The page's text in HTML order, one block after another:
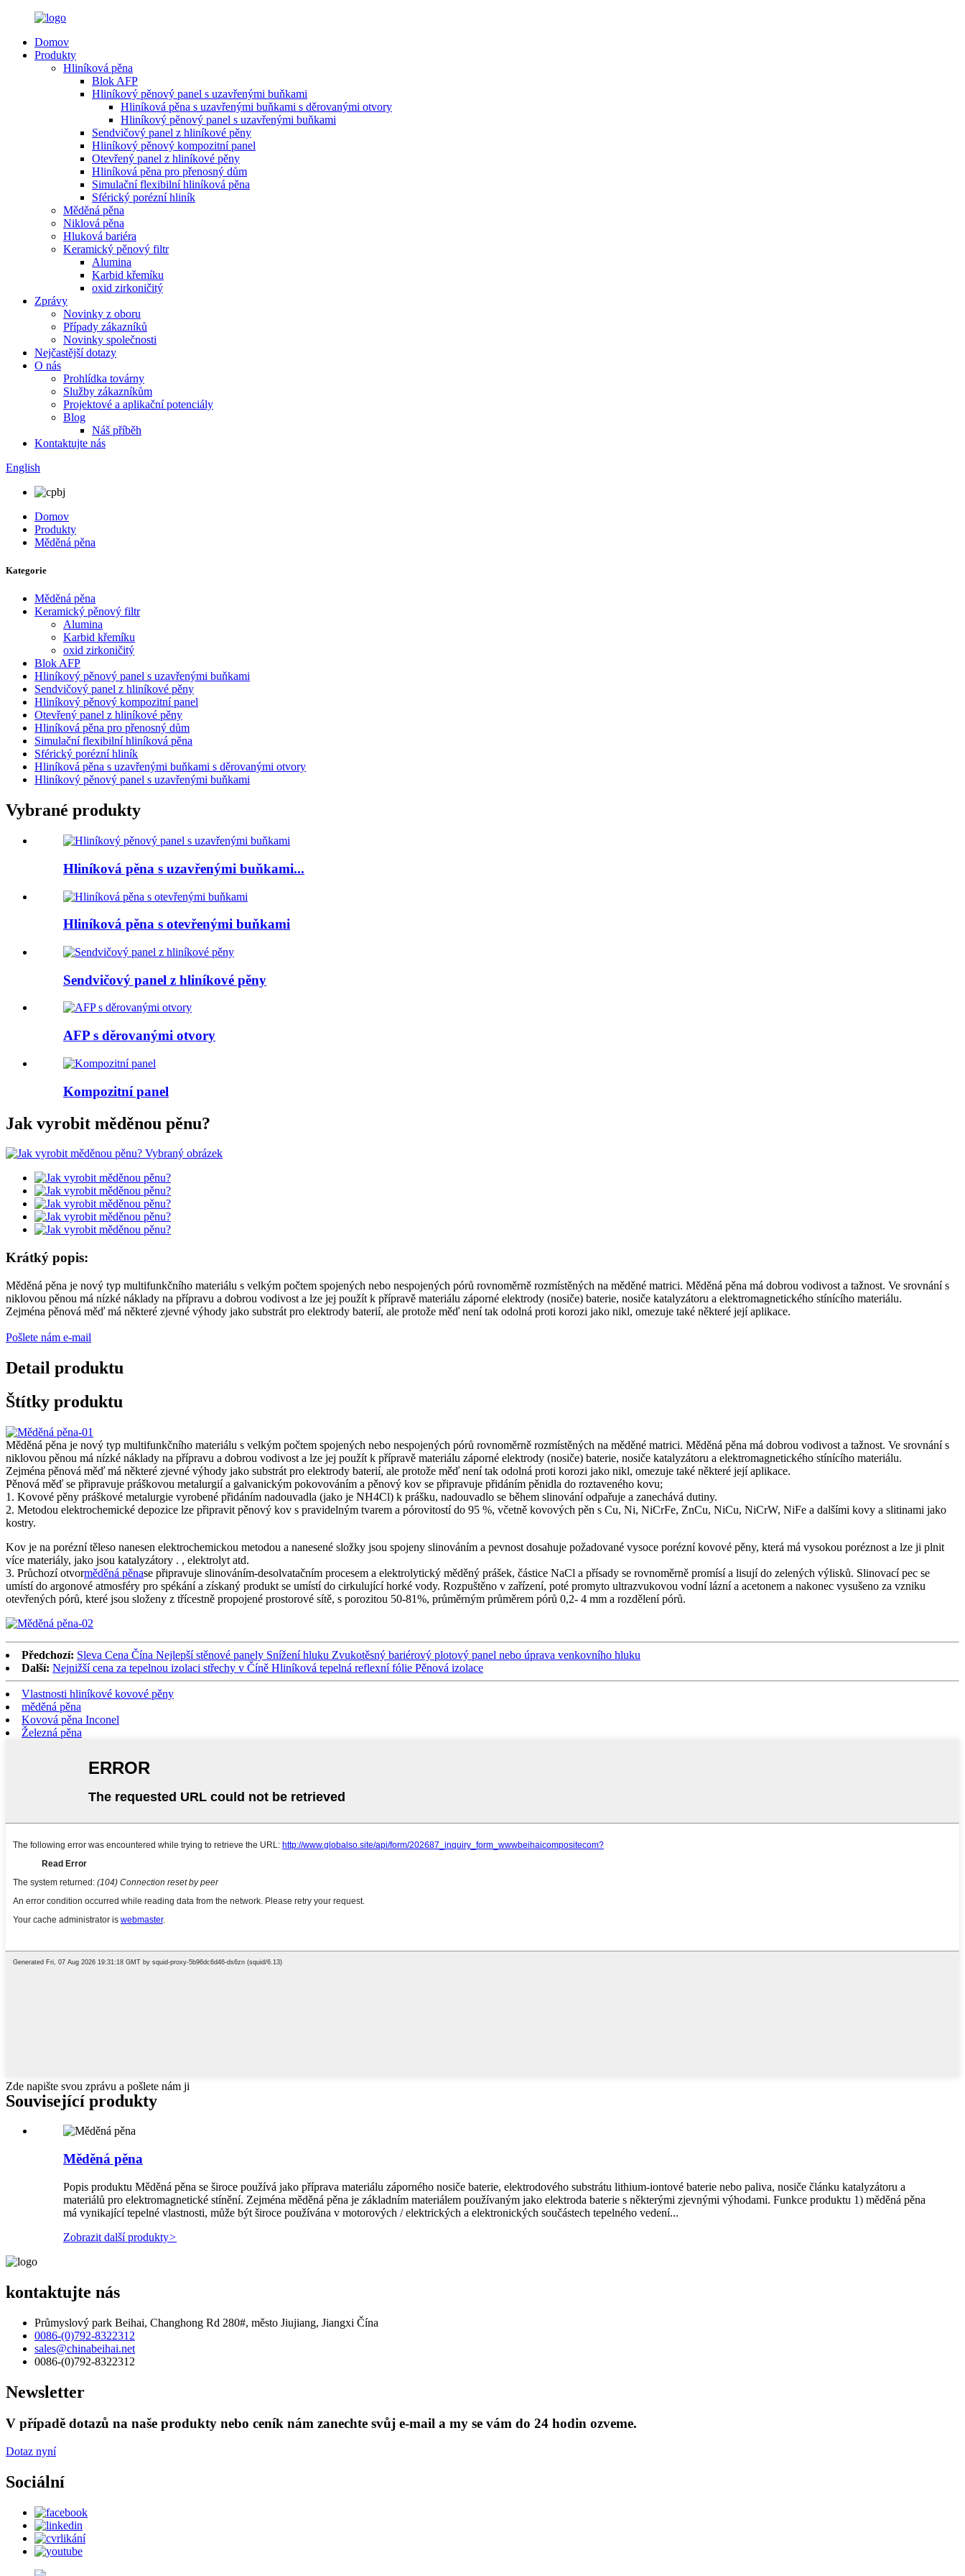
Domov
Produkty
Hliníková pěna
Blok AFP
Hliníkový pěnový panel s uzavřenými buňkami
Hliníková pěna s uzavřenými buňkami s děrovanými otvory
Hliníkový pěnový panel s uzavřenými buňkami
Sendvičový panel z hliníkové pěny
Hliníkový pěnový kompozitní panel
Otevřený panel z hliníkové pěny
Hliníková pěna pro přenosný dům
Simulační flexibilní hliníková pěna
Sférický porézní hliník
Měděná pěna
Niklová pěna
Hluková bariéra
Keramický pěnový filtr
Alumina
Karbid křemíku
oxid zirkoničitý
Zprávy
Novinky z oboru
Případy zákazníků
Novinky společnosti
Nejčastější dotazy
O nás
Prohlídka továrny
Služby zákazníkům
Projektové a aplikační potenciály
Blog
Náš příběh
Kontaktujte nás
English
Domov
Produkty
Měděná pěna
Kategorie
Měděná pěna
Keramický pěnový filtr
Alumina
Karbid křemíku
oxid zirkoničitý
Blok AFP
Hliníkový pěnový panel s uzavřenými buňkami
Sendvičový panel z hliníkové pěny
Hliníkový pěnový kompozitní panel
Otevřený panel z hliníkové pěny
Hliníková pěna pro přenosný dům
Simulační flexibilní hliníková pěna
Sférický porézní hliník
Hliníková pěna s uzavřenými buňkami s děrovanými otvory
Hliníkový pěnový panel s uzavřenými buňkami
Vybrané produkty
Hliníková pěna s uzavřenými buňkami...
Hliníková pěna s otevřenými buňkami
Sendvičový panel z hliníkové pěny
AFP s děrovanými otvory
Kompozitní panel
Jak vyrobit měděnou pěnu?
Krátký popis:
Měděná pěna je nový typ multifunkčního materiálu s velkým počtem spojených nebo nespojených pórů rovnoměrně rozmístěných na měděné matrici. Měděná pěna má dobrou vodivost a tažnost. Ve srovnání s
niklovou pěnou má nízké náklady na přípravu a dobrou vodivost a lze jej použít k přípravě materiálu záporné elektrody (nosiče) baterie, nosiče katalyzátoru a elektromagnetického stínícího materiálu.
Zejména pěnová měď má některé zjevné výhody jako substrát pro elektrody baterií, ale protože měď není tak odolná proti korozi jako nikl, omezuje také některé její aplikace.
Pošlete nám e-mail
Detail produktu
Štítky produktu
Měděná pěna je nový typ multifunkčního materiálu s velkým počtem spojených nebo nespojených pórů rovnoměrně rozmístěných na měděné matrici. Měděná pěna má dobrou vodivost a tažnost. Ve srovnání s
niklovou pěnou má nízké náklady na přípravu a dobrou vodivost a lze jej použít k přípravě materiálu záporné elektrody (nosiče) baterie, nosiče katalyzátoru a elektromagnetického stínícího materiálu.
Zejména pěnová měď má některé zjevné výhody jako substrát pro elektrody baterií, ale protože měď není tak odolná proti korozi jako nikl, omezuje také některé její aplikace.
Pěnová měď se připravuje práškovou metalurgií a galvanickým pokovováním a pěnový kov se připravuje přidáním pěnidla do roztaveného kovu;
1. Kovové pěny práškové metalurgie vyrobené přidáním nadouvadla (jako je NH4Cl) k prášku, nadouvadlo se během slinování odpařuje a zanechává dutiny.
2. Metodou elektrochemické depozice lze připravit pěnový kov s pravidelným tvarem a pórovitostí do 95 %, včetně kovových pěn s Cu, Ni, NiCrFe, ZnCu, NiCu, NiCrW, NiFe a dalšími kovy a slitinami jako
kostry.
Kov je na porézní těleso nanesen elektrochemickou metodou a nanesené složky jsou spojeny slinováním a pevnost dosahuje požadované vysoce porézní kovové pěny, která má vysokou poréznost a lze ji plnit
více materiály, jako jsou katalyzátory . , elektrolyt atd.
3. Průchozí otvorměděná pěnase připravuje slinováním-desolvatačním procesem a elektrolytický měděný prášek, částice NaCl a přísady se rovnoměrně promísí a lisují do zelených výlisků. Slinovací pec se
umístí do argonové atmosféry pro spékání a získaný produkt se umístí do cirkulující horké vody. Rozpuštěno v zařízení, poté promyto ultrazvukovou vodní lázní a acetonem a nakonec vysušeno za vzniku
otevřených pórů, které jsou složeny z třícestně propojené prostorové sítě, s porozitou 50-81%, průměrným průměrem pórů 0,2- 4 mm a rozdělení pórů.
Předchozí: Sleva Cena Čína Nejlepší stěnové panely Snížení hluku Zvukotěsný bariérový plotový panel nebo úprava venkovního hluku
Další: Nejnižší cena za tepelnou izolaci střechy v Číně Hliníková tepelná reflexní fólie Pěnová izolace
Vlastnosti hliníkové kovové pěny
měděná pěna
Kovová pěna Inconel
Železná pěna
Zde napište svou zprávu a pošlete nám ji
Související produkty
Měděná pěna
Popis produktu Měděná pěna se široce používá jako příprava materiálu záporného nosiče baterie, elektrodového substrátu lithium-iontové baterie nebo paliva, nosiče článku katalyzátoru a
materiálů pro elektromagnetické stínění. Zejména měděná pěna je základním materiálem používaným jako elektroda baterie s některými zjevnými výhodami. Funkce produktu 1) měděná pěna
má vynikající tepelné vlastnosti, může být široce používána v motorových / elektrických a elektronických součástech tepelného vedení...
Zobrazit další produkty>
kontaktujte nás
Průmyslový park Beihai, Changhong Rd 280#, město Jiujiang, Jiangxi Čína
0086-(0)792-8322312
sales@chinabeihai.net
0086-(0)792-8322312
Newsletter
V případě dotazů na naše produkty nebo ceník nám zanechte svůj e-mail a my se vám do 24 hodin ozveme.
Dotaz nyní
Sociální